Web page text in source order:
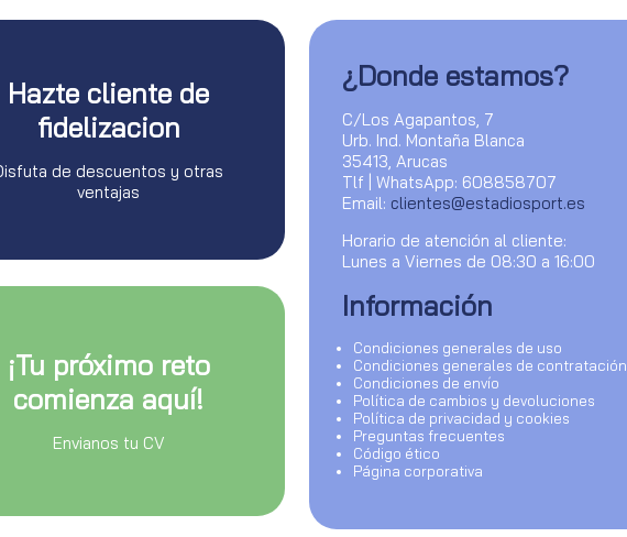
Hazte cliente de
fidelizacion
de descuentos y otras
ventajas
¡Tu próximo reto
comienza aquí!
Envianos tu CV
¿Donde estamos?
C/Los Agapantos, 7
Urb. Ind. Montaña Blanca
35413, Arucas
Tlf | WhatsApp: 608858707
Email: clientes@estadiosport.es
Horario de atención al cliente:
Lunes a Viernes de 08:30 a 16:00
Información
Condiciones generales de uso
Condiciones generales de contratación
Condiciones de envío
Política de cambios y devoluciones
Política de privacidad y cookies
Preguntas frecuentes
Código ético
Página corporativa